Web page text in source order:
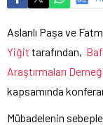
Aslanlı Paşa ve
Yiğit tarafından,
Araştırmaları
kapsamında
Mübadelenin